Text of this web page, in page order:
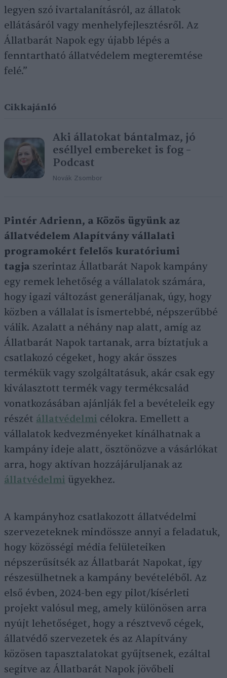
legyen szó ivartalanításról, az állatok
ellátásáról vagy menhelyfejlesztésről. Az
Állatbarát Napok egy újabb lépés a
fenntartható állatvédelem megteremtése
felé.”
Cikkajánló
Aki állatokat bántalmaz, jó
eséllyel embereket is fog –
Podcast
Novák Zsombor
Pintér Adrienn, a Közös ügyünk az
állatvédelem Alapítvány vállalati
programokért felelős kuratóriumi
tagja szerintaz Állatbarát Napok kampány
egy remek lehetőség a vállalatok számára,
hogy igazi változást generáljanak, úgy, hogy
közben a vállalat is ismertebbé, népszerűbbé
válik. Azalatt a néhány nap alatt, amíg az
Állatbarát Napok tartanak, arra bíztatjuk a
csatlakozó cégeket, hogy akár összes
termékük vagy szolgáltatásuk, akár csak egy
kiválasztott termék vagy termékcsalád
vonatkozásában ajánlják fel a bevételeik egy
részét állatvédelmi célokra. Emellett a
vállalatok kedvezményeket kínálhatnak a
kampány ideje alatt, ösztönözve a vásárlókat
arra, hogy aktívan hozzájáruljanak az
állatvédelmi ügyekhez.
A kampányhoz csatlakozott állatvédelmi
szervezeteknek mindössze annyi a feladatuk,
hogy közösségi média felületeiken
népszerűsítsék az Állatbarát Napokat, így
részesülhetnek a kampány bevételéből. Az
első évben, 2024-ben egy pilot/kísérleti
projekt valósul meg, amely különösen arra
nyújt lehetőséget, hogy a résztvevő cégek,
állatvédő szervezetek és az Alapítvány
közösen tapasztalatokat gyűjtsenek, ezáltal
segítve az Állatbarát Napok jövőbeli